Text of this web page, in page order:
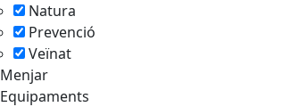
Natura
Prevenció
Veïnat
Menjar
Equipaments